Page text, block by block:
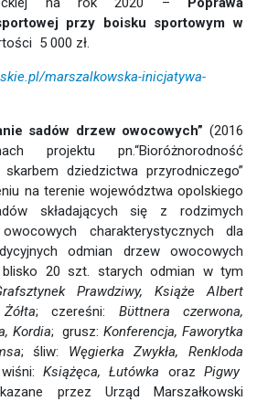
przy boisku sportowym w
5 000 zł.
marszalkowska-inicjatywa-
sadów drzew owocowych”(2016
projektu pn.“Bioróżnorodność
dziedzictwa przyrodniczego”
na terenie województwa opolskiego
składających się z rodzimych
charakterystycznych dla
odmian drzew owocowych
20 szt. starych odmian w tym
Prawdziwy, Książe Albert
; czereśni: Bϋttnera czerwona,
Kordia; grusz:Konferencja, Faworytka
; śliw: Węgierka Zwykła, Renkloda
Książęca, Łutówka orazPigwy
przez Urząd Marszałkowski